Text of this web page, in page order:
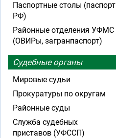
Паспортные столы (паспорт
РФ)
Районные отделения УФМС
(ОВИРы, загранпаспорт)
Судебные органы
Мировые судьи
Прокуратуры по округам
Районные суды
Служба судебных
приставов (УФССП)